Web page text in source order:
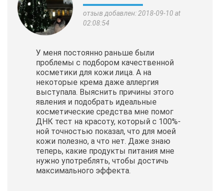
отзыв добавлен: 2018-09-10 at
02:08:54
У меня постоянно раньше были
проблемы с подбором качественной
косметики для кожи лица. А на
некоторые крема даже аллергия
выступала. Выяснить причины этого
явления и подобрать идеальные
косметические средства мне помог
ДНК тест на красоту, который с 100%-
ной точностью показал, что для моей
кожи полезно, а что нет. Даже знаю
теперь, какие продукты питания мне
нужно употреблять, чтобы достичь
максимального эффекта.